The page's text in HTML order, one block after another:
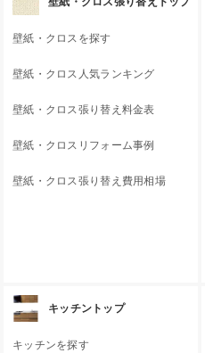
壁紙・クロスを探す
壁紙・クロス人気ランキング
壁紙・クロス張り替え料金表
壁紙・クロスリフォーム事例
壁紙・クロス張り替え費用相場
キッチントップ
キッチンを探す